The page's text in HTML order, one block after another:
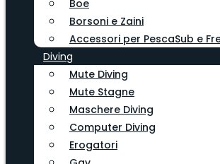
Boe
Borsoni e Zaini
Accessori per PescaSub e
Diving
Mute Diving
Mute Stagne
Maschere Diving
Computer Diving
Erogatori